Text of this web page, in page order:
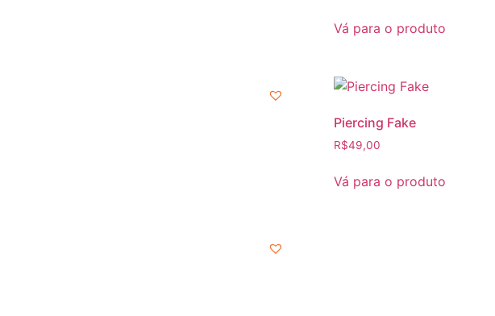
Vá para o produto
Piercing Fake
R$49,00
Vá para o produto